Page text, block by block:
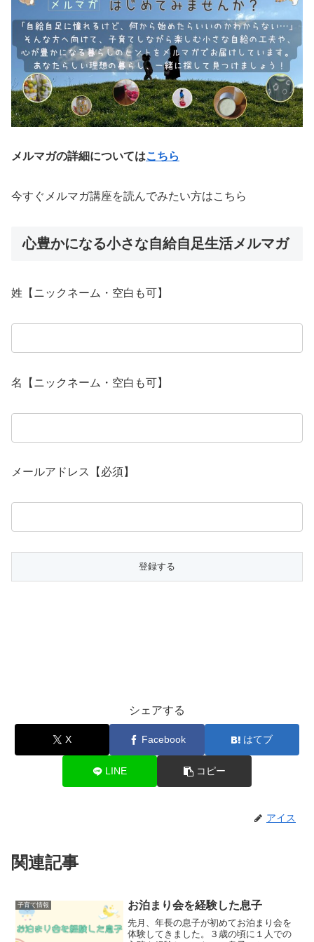
メルマガの詳細についてはこちら
今すぐメルマガ講座を読んでみたい方はこちら
心豊かになる小さな自給自足生活メルマガ
姓【ニックネーム・空白も可】
名【ニックネーム・空白も可】
メールアドレス【必須】
シェアする
X Facebook はてブ
LINE コピー
アイス
関連記事
子育て情報 お泊まり会を経験した息子
先月、年長の息子が初めてお泊まり会を
体験してきました。３歳の頃に１人での